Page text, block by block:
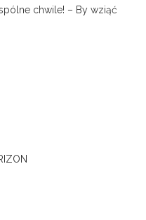
chwile! – By wziąć